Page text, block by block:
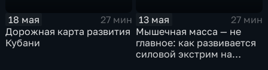
18 мая
27 мин
Дорожная карта развития
Кубани
13 мая
27 мин
Мышечная масса — не
главное: как развивается
силовой экстрим на